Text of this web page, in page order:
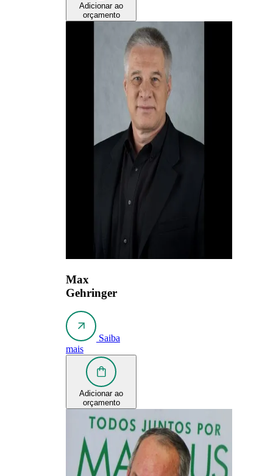
Adicionar ao
orçamento
Max
Gehringer
Saiba
mais
Adicionar ao
orçamento